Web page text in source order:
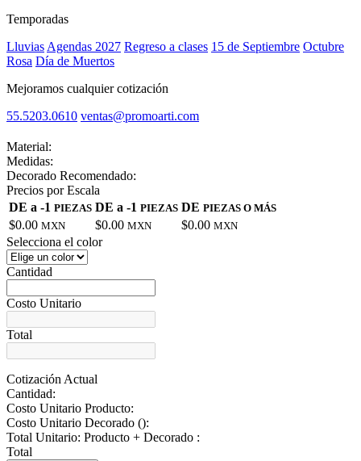
Temporadas
Lluvias Agendas 2027 Regreso a clases 15 de Septiembre Octubre
Rosa Día de Muertos
Mejoramos cualquier cotización
55.5203.0610 ventas@promoarti.com
Material:
Medidas:
Decorado Recomendado:
Precios por Escala
DE a -1 PIEZAS DE a -1 PIEZAS DE PIEZAS O MÁS
$0.00 MXN $0.00 MXN $0.00 MXN
Selecciona el color
Cantidad
Costo Unitario
Total
Cotización Actual
Cantidad:
Costo Unitario Producto:
Costo Unitario Decorado ():
Total Unitario: Producto + Decorado :
Total